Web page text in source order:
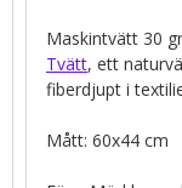
Maskintvätt 30
Tvätt, ett
fiberdjupt i
Mått: 60x44 cm